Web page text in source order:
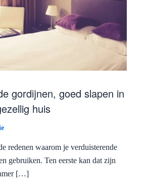
gordijnen, goed slapen in
huis
redenen waarom je verduisterende
gebruiken. Ten eerste kan dat zijn
[…]